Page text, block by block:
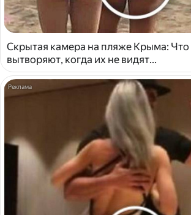
Скрытая камера на пляже Крыма:
вытворяют, когда их не видят...